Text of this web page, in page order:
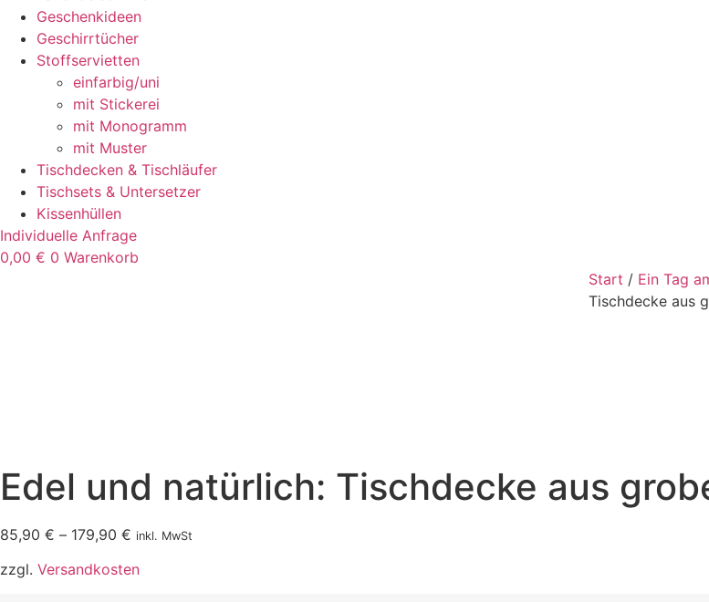
Geschenkideen
Geschirrtücher
Stoffservietten
einfarbig/uni
mit Stickerei
mit Monogramm
mit Muster
Tischdecken & Tischläufer
Tischsets & Untersetzer
Kissenhüllen
Individuelle Anfrage
0,00 € 0 Warenkorb
Start / Ein Tag
Tischdecke aus
Edel und natürlich: Tischdecke aus
85,90 € – 179,90 € inkl. MwSt
zzgl. Versandkosten